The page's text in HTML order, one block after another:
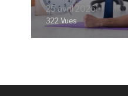
25 avril 2026
322 Vues